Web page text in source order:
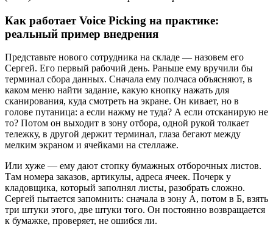
Как работает Voice Picking на практике:
реальный пример внедрения
Представьте нового сотрудника на складе — назовем его
Сергей. Его первый рабочий день. Раньше ему вручили бы
терминал сбора данных. Сначала ему полчаса объясняют, в
каком меню найти задание, какую кнопку нажать для
сканирования, куда смотреть на экране. Он кивает, но в
голове путаница: а если нажму не туда? А если отсканирую не
то? Потом он выходит в зону отбора, одной рукой толкает
тележку, в другой держит терминал, глаза бегают между
мелким экраном и ячейками на стеллаже.
Или хуже — ему дают стопку бумажных отборочных листов.
Там номера заказов, артикулы, адреса ячеек. Почерк у
кладовщика, который заполнял листы, разобрать сложно.
Сергей пытается запомнить: сначала в зону А, потом в Б, взять
три штуки этого, две штуки того. Он постоянно возвращается
к бумажке, проверяет, не ошибся ли.